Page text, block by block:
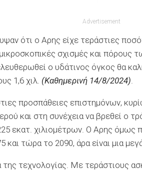
Advertisement
ότι ο Αρης είχε τεράστιες
σχισμές και
ο υδάτινος όγκος θα
1,6 χιλ. (Καθημερινή 14/8/2024).
προσπάθειες επιστημόνων,
και στη συνέχεια να βρεθεί ο
εκατ. χιλιομέτρων. Ο Αρης όμως
και τώρα το 2090, άρα είναι μια
της τεχνολογίας. Με τεράστιους